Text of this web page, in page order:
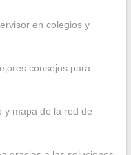
en colegios y
consejos para
y mapa de la red de